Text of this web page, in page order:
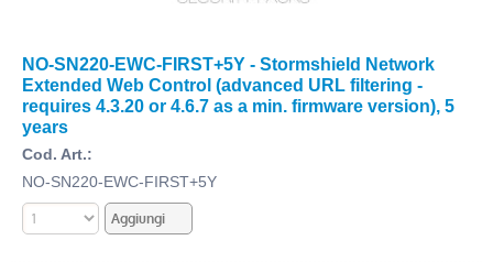
NO-SN220-EWC-FIRST+5Y - Stormshield Network
Extended Web Control (advanced URL filtering -
requires 4.3.20 or 4.6.7 as a min. firmware version), 5
years
Cod. Art.:
NO-SN220-EWC-FIRST+5Y